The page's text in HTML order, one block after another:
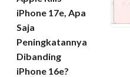
iPhone 17e, Apa
Saja
Peningkatannya
Dibanding
iPhone 16e?